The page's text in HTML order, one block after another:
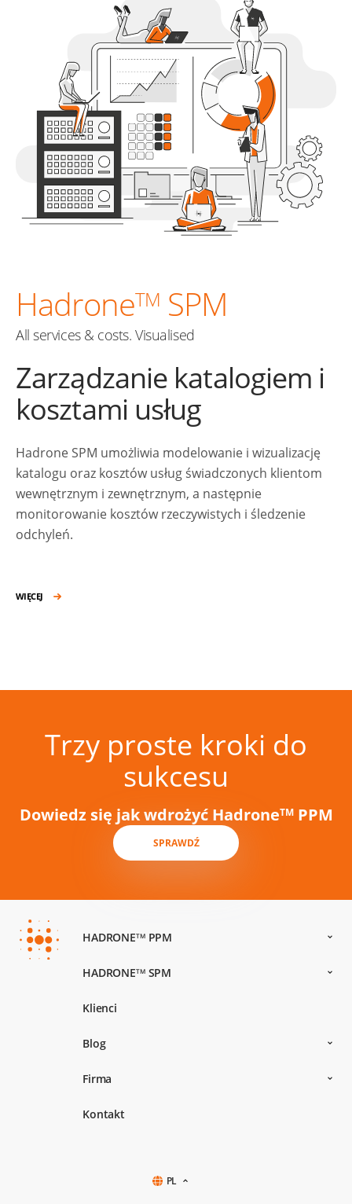
HadroneTM SPM
All services & costs. Visualised
Zarządzanie katalogiem i
kosztami usług
Hadrone SPM umożliwia modelowanie i wizualizację
katalogu oraz kosztów usług świadczonych klientom
wewnętrznym i zewnętrznym, a następnie
monitorowanie kosztów rzeczywistych i śledzenie
odchyleń.
WIĘCEJ
Trzy proste kroki do
sukcesu
Dowiedz się jak wdrożyć HadroneTMPPM
SPRAWDŹ
HADRONETMPPM
HADRONETMSPM
Klienci
Blog
Firma
Kontakt
PL